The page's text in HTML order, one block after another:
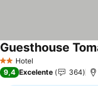
2 Estrelas
Hotel
Guesthouse
9,4 Excelente 364